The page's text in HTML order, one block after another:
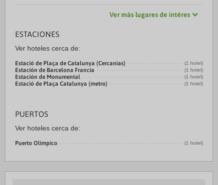
Ver más lugares de intéres
ESTACIONES
Ver hoteles cerca de:
Estació de Plaça de Catalunya (Cercanias) (1 hotel)
Estación de Barcelona Francia (1 hotel)
Estación de Monumental (1 hotel)
Estació de Plaça Catalunya (metro) (1 hotel)
PUERTOS
Ver hoteles cerca de:
Puerto Olímpico (1 hotel)